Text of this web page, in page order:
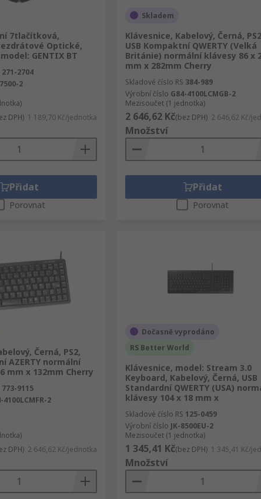
7tlačítková,
Optické,
GENTIX BT
271-2704
2
DPH) 1 189,70 Kč/jednotka
Přidat
Porovnat
Skladem
Klávesnice, Kabelový, Černá,
USB Kompaktní QWERTY (Velká
Británie) normální klávesy 86 x
mm x 282mm Cherry
Skladové číslo RS 384-989
Výrobní číslo G84-4100LCMGB-2
Mezisoučet (1 jednotka)
2 646,62 Kč(bez DPH) 2 646,62 Kč/
Množství
Přidat
Porovnat
Černá, PS2,
AZERTY normální
mm x 132mm Cherry
773-9115
4100LCMFR-2
DPH) 2 646,62 Kč/jednotka
Dočasně vyprodáno
RS Better World
Klávesnice, model: Stream 3.0
Keyboard, Kabelový, Černá, USB
Standardní QWERTY (USA)
klávesy 104 x 18 mm x
Skladové číslo RS 125-0459
Výrobní číslo JK-8500EU-2
Mezisoučet (1 jednotka)
1 345,41 Kč(bez DPH) 1 345,41 Kč/
Množství